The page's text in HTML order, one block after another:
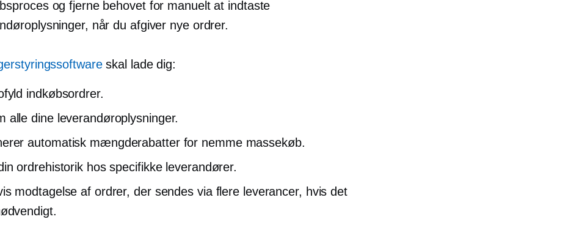
og fjerne behovet for manuelt at indtaste
når du afgiver nye ordrer.
skal lade dig:
indkøbsordrer.
alle dine leverandøroplysninger.
automatisk mængderabatter for nemme massekøb.
ordrehistorik hos specifikke leverandører.
modtagelse af ordrer, der sendes via flere leverancer, hvis det